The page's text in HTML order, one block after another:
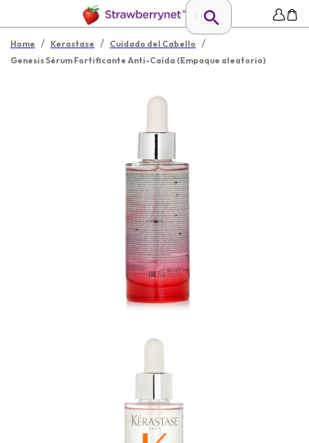
Home / Kerastase / Cuidado del Cabello /
Genesis Sérum Fortificante Anti-Caída (Empaque aleatorio)